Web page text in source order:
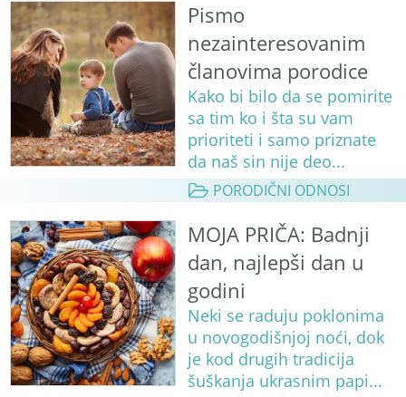
Pismo
nezainteresovanim
članovima porodice
Kako bi bilo da se pomirite
sa tim ko i šta su vam
prioriteti i samo priznate
da naš sin nije deo...
PORODIČNI ODNOSI
MOJA PRIČA: Badnji
dan, najlepši dan u
godini
Neki se raduju poklonima
u novogodišnjoj noći, dok
je kod drugih tradicija
šuškanja ukrasnim papi...